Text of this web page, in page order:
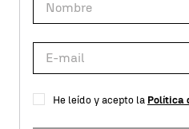
He leído y acepto la Política